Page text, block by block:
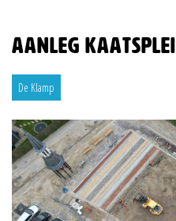
Aanleg
De Klamp